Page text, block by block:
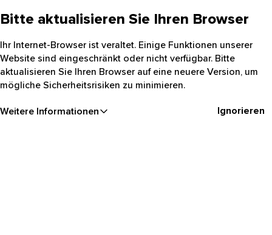
Bitte aktualisieren Sie Ihren Browser
Ihr Internet-Browser ist veraltet. Einige Funktionen unserer
Website sind eingeschränkt oder nicht verfügbar. Bitte
aktualisieren Sie Ihren Browser auf eine neuere Version, um
mögliche Sicherheitsrisiken zu minimieren.
Weitere Informationen Ignorieren